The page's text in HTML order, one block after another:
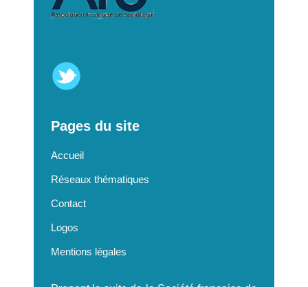
Pages du site
Accueil
Réseaux thématiques
Contact
Logos
Mentions légales